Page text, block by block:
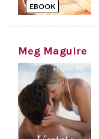
EBOOK
Meg Maguire